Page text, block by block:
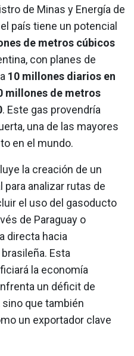
de Minas y Energía de
el país tiene un potencial
de metros cúbicos
con planes de
10 millones diarios en
millones de metros
. Este gas provendría
una de las mayores
en el mundo.
la creación de un
para analizar rutas de
el uso del gasoducto
de Paraguay o
directa hacia
Esta
la economía
un déficit de
que también
un exportador clave